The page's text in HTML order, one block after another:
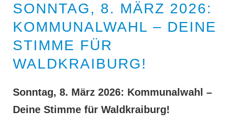
SONNTAG, 8. MÄRZ 2026:
KOMMUNALWAHL – DEINE
STIMME FÜR
WALDKRAIBURG!
Sonntag, 8. März 2026: Kommunalwahl –
Deine Stimme für Waldkraiburg!